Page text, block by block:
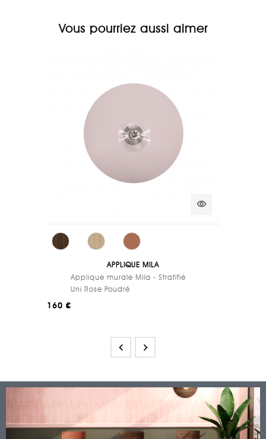
Vous pourriez aussi aimer
visibility
APPLIQUE MILA
Applique murale Mila - Stratifié
Uni Rose Poudré
160 €
 